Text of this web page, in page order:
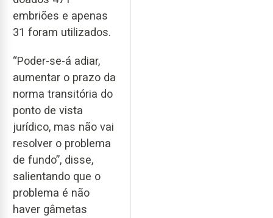
embriões e apenas
31 foram utilizados.
“Poder-se-á adiar,
aumentar o prazo da
norma transitória do
ponto de vista
jurídico, mas não vai
resolver o problema
de fundo”, disse,
salientando que o
problema é não
haver gâmetas